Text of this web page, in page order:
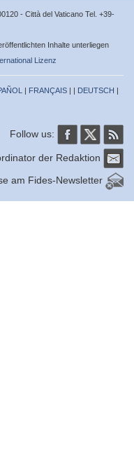
- Città del Vaticano Tel. +39-
Inhalte unterliegen
Lizenz
| FRANÇAIS | | DEUTSCH |
Follow us:
der Redaktion
am Fides-Newsletter